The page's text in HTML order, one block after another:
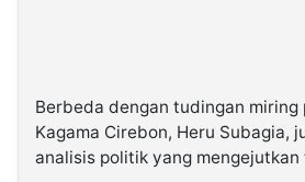
Berbeda dengan tudingan miring
Kagama Cirebon, Heru Subagia,
analisis politik yang